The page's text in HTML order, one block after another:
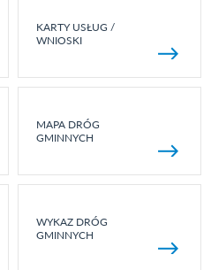
KARTY USŁUG /
WNIOSKI
MAPA DRÓG
GMINNYCH
WYKAZ DRÓG
GMINNYCH